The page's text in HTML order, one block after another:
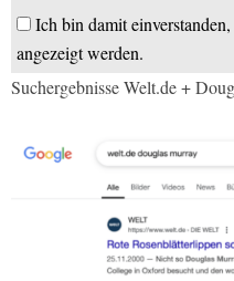
Ich bin damit
angezeigt werden.
Suchergebnisse Welt.de +